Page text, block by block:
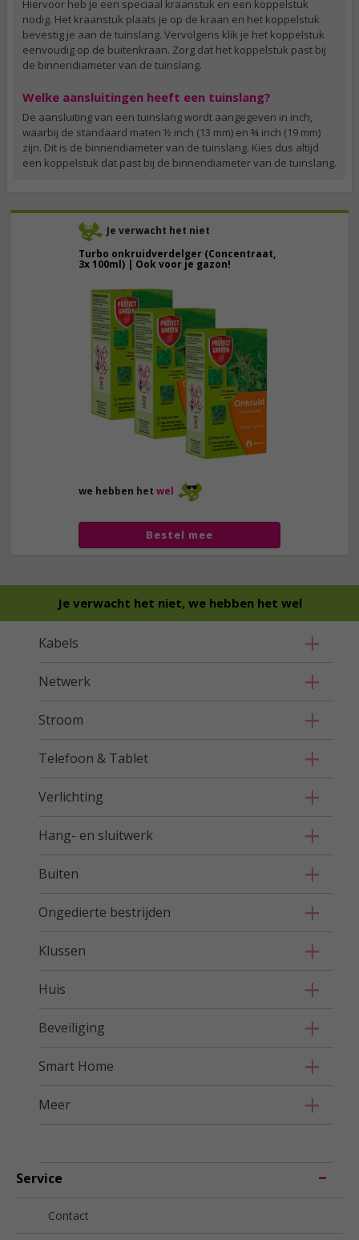
Je verwacht het niet
Turbo onkruidverdelger (Concentraat,
3x 100ml) | Ook voor je gazon!
we hebben het wel
Bestel mee
Hiervoor heb je een speciaal kraanstuk en een koppelstuk
nodig. Het kraanstuk plaats je op de kraan en het koppelstuk
bevestig je aan de tuinslang. Vervolgens klik je het koppelstuk
eenvoudig op de buitenkraan. Zorg dat het koppelstuk past bij
de binnendiameter van de tuinslang.
Welke aansluitingen heeft een tuinslang?
De aansluiting van een tuinslang wordt aangegeven in inch,
waarbij de standaard maten ½ inch (13 mm) en ¾ inch (19 mm)
zijn. Dit is de binnendiameter van de tuinslang. Kies dus altijd
een koppelstuk dat past bij de binnendiameter van de tuinslang.
Je verwacht het niet, we hebben het wel
Kabels
Netwerk
Stroom
Telefoon & Tablet
Verlichting
Hang- en sluitwerk
Buiten
Ongedierte bestrijden
Klussen
Huis
Beveiliging
Smart Home
Meer
Service
Contact